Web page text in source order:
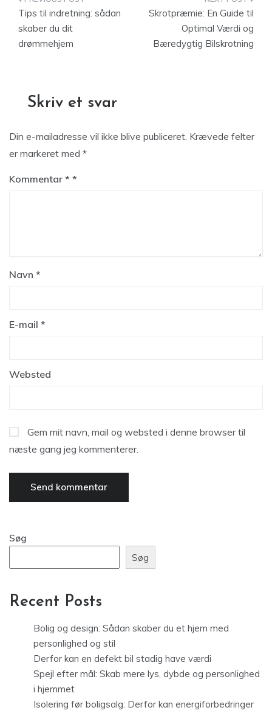
Tips til indretning: sådan
skaber du dit
drømmehjem
Skrotpræmie: En Guide til
Optimal Værdi og
Bæredygtig Bilskrotning
Skriv et svar
Din e-mailadresse vil ikke blive publiceret. Krævede felter
er markeret med *
Kommentar *
Navn *
E-mail *
Websted
Gem mit navn, mail og websted i denne browser til
næste gang jeg kommenterer.
Søg
Søg
Recent Posts
Bolig og design: Sådan skaber du et hjem med
personlighed og stil
Derfor kan en defekt bil stadig have værdi
Spejl efter mål: Skab mere lys, dybde og personlighed
i hjemmet
Isolering før boligsalg: Derfor kan energiforbedringer